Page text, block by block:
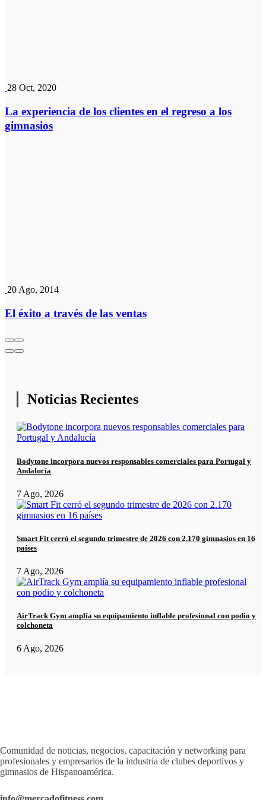
28 Oct, 2020
La experiencia de los clientes en el regreso a los
gimnasios
20 Ago, 2014
El éxito a través de las ventas
Noticias Recientes
Bodytone incorpora nuevos responsables comerciales para Portugal y
Andalucía
7 Ago, 2026
Smart Fit cerró el segundo trimestre de 2026 con 2.170 gimnasios en 16
países
7 Ago, 2026
AirTrack Gym amplía su equipamiento inflable profesional con podio y
colchoneta
6 Ago, 2026
Comunidad de noticias, negocios, capacitación y networking para
profesionales y empresarios de la industria de clubes deportivos y
gimnasios de Hispanoamérica.